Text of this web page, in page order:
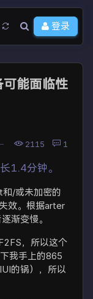
登录
能面临性
2115 1
1.4分钟。
/或未加密的
效。根据arter
渐变慢。
，所以这个
我手上的865
的锅），所以